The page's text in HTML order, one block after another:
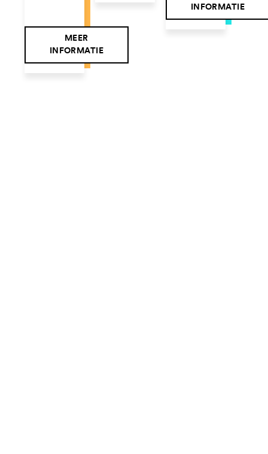
MEER
INFORMATIE
INFORMATIE